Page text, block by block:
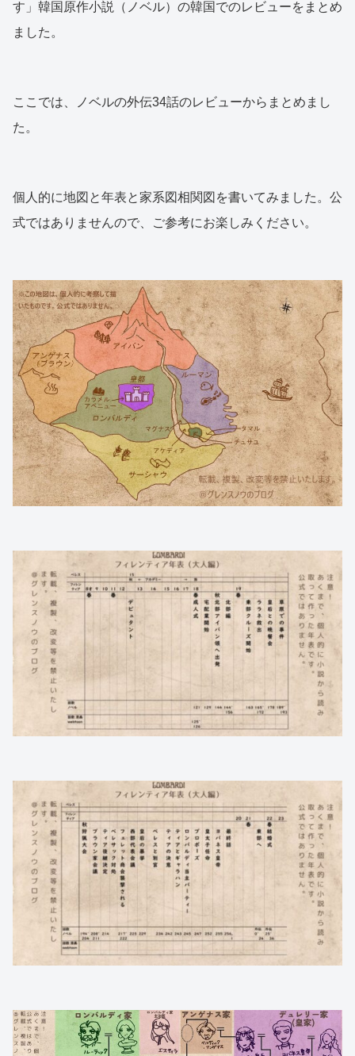
す」韓国原作小説（ノベル）の韓国でのレビューをまとめ
ました。
ここでは、ノベルの外伝34話のレビューからまとめまし
た。
個人的に地図と年表と家系図相関図を書いてみました。公
式ではありませんので、ご参考にお楽しみください。